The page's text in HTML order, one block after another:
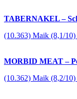
TABERNAKEL –
(10.363) Maik (8,1/
MORBID MEAT –
(10.362) Maik (8,2/